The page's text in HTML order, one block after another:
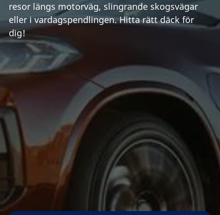
resor längs motorväg, slingrande skogsvägar
eller i vardagspendlingen. Hitta rätt däck för
dig!